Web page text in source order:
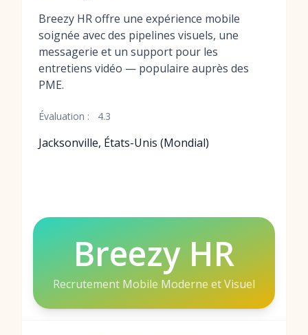
Breezy HR offre une expérience mobile
soignée avec des pipelines visuels, une
messagerie et un support pour les
entretiens vidéo — populaire auprès des
PME.
Évaluation : 4.3
Jacksonville, États-Unis (Mondial)
Breezy HR
Recrutement Mobile Moderne et Visuel